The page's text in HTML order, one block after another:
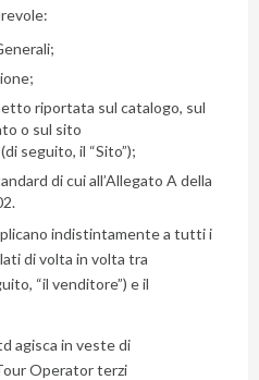
riportata sul catalogo, sul
o sul sito
seguito, il “Sito”);
di cui all’Allegato A della
indistintamente a tutti i
di volta in volta tra
“il venditore”) e il
agisca in veste di
Operator terzi